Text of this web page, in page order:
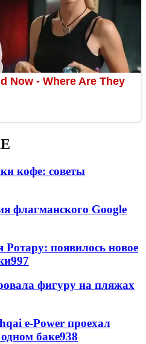
кофе: советы
флагманского Google
появилось новое
997
фигуру на пляжах
e-Power проехал
баке938